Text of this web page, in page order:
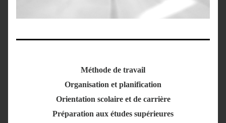
Méthode de travail
Organisation et planification
Orientation scolaire et de carrière
Préparation aux études supérieures